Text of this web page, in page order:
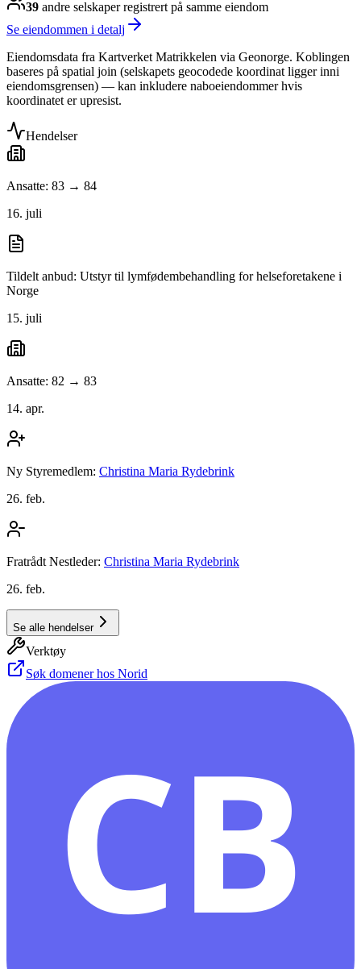
39 andre selskaperregistrert på samme eiendom
Se eiendommen i detalj
Eiendomsdata fra Kartverket Matrikkelen via Geonorge. Koblingen
baseres på spatial join (selskapets geocodede koordinat ligger inni
eiendomsgrensen) — kan inkludere naboeiendommer hvis
koordinatet er upresist.
Hendelser
Ansatte: 83 → 84
16. juli
Tildelt anbud: Utstyr til lymfødembehandling for helseforetakene i
Norge
15. juli
Ansatte: 82 → 83
14. apr.
Ny Styremedlem: Christina Maria Rydebrink
26. feb.
Fratrådt Nestleder: Christina Maria Rydebrink
26. feb.
Se alle hendelser
Verktøy
Søk domener hos Norid
CB